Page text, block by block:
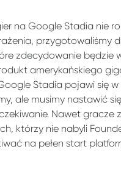
na Google Stadia nie
przygotowaliśmy
zdecydowanie będzie
amerykańskiego
Stadia pojawi się
ale musimy nastawić
Nawet gracze
którzy nie nabyli
na pełen start